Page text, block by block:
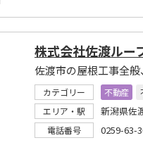
株式会社佐渡ルー
カテゴリー 不動産
エリア・駅
新潟県佐
電話番号 0259-63-